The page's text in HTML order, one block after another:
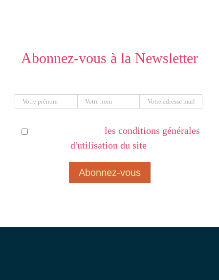
Abonnez-vous à la Newsletter
les conditions générales
d'utilisation du site.